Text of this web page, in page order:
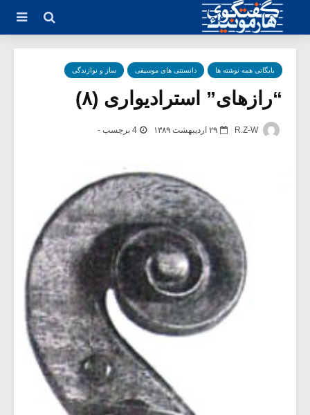
بایگانی همه نوشته ها دانستنی های موسیقی ساز و نوازندگی
“رازهای” استرادیواری (۸)
R.Z-W ۲۹ اردیبهشت ۱۳۸۹ 4 برچسب -